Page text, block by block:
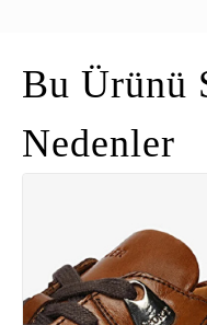
Bu Ürünü
Nedenler